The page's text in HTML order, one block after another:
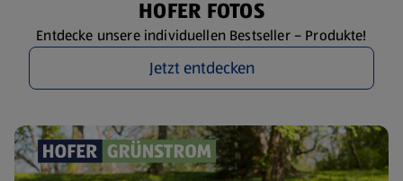
HOFER FOTOS
Entdecke unsere individuellen Bestseller – Produkte!
Jetzt entdecken